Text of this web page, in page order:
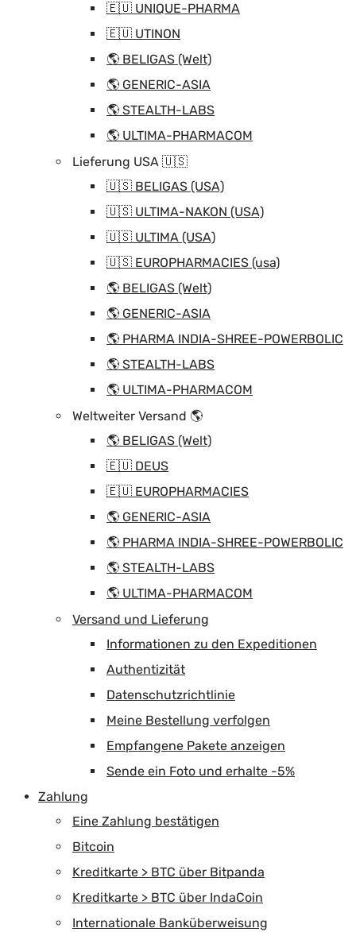
🇪🇺 UNIQUE-PHARMA
🇪🇺 UTINON
🌎 BELIGAS (Welt)
🌎 GENERIC-ASIA
🌎 STEALTH-LABS
🌎 ULTIMA-PHARMACOM
Lieferung USA 🇺🇸
🇺🇸 BELIGAS (USA)
🇺🇸 ULTIMA-NAKON (USA)
🇺🇸 ULTIMA (USA)
🇺🇸 EUROPHARMACIES (usa)
🌎 BELIGAS (Welt)
🌎 GENERIC-ASIA
🌎 PHARMA INDIA-SHREE-POWERBOLIC
🌎 STEALTH-LABS
🌎 ULTIMA-PHARMACOM
Weltweiter Versand 🌎
🌎 BELIGAS (Welt)
🇪🇺 DEUS
🇪🇺 EUROPHARMACIES
🌎 GENERIC-ASIA
🌎 PHARMA INDIA-SHREE-POWERBOLIC
🌎 STEALTH-LABS
🌎 ULTIMA-PHARMACOM
Versand und Lieferung
Informationen zu den Expeditionen
Authentizität
Datenschutzrichtlinie
Meine Bestellung verfolgen
Empfangene Pakete anzeigen
Sende ein Foto und erhalte -5%
Zahlung
Eine Zahlung bestätigen
Bitcoin
Kreditkarte > BTC über Bitpanda
Kreditkarte > BTC über IndaCoin
Internationale Banküberweisung